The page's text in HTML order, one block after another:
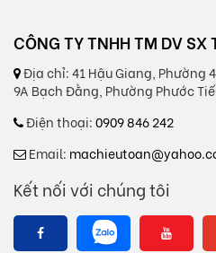
CÔNG TY TNHH TM DV SX
Địa chỉ:41 Hậu Giang, Phường
9A Bạch Đằng, Phường Phước
Điện thoại:0909 846 242
Email:
Kết nối với chúng tôi